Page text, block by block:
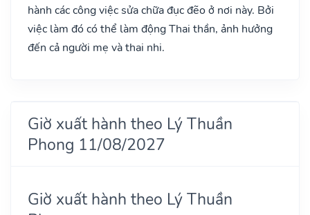
hành các công việc sửa chữa đục đẽo ở nơi này. Bởi
việc làm đó có thể làm động Thai thần, ảnh hưởng
đến cả người mẹ và thai nhi.
Giờ xuất hành theo Lý Thuần
Phong 11/08/2027
Giờ xuất hành theo Lý Thuần